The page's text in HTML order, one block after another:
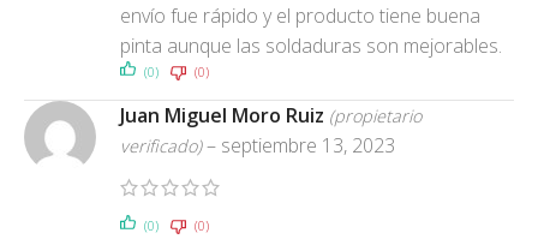
envío fue rápido y el producto tiene buena
pinta aunque las soldaduras son mejorables.
(0) (0)
Juan Miguel Moro Ruiz (propietario
verificado) – septiembre 13, 2023
(0) (0)